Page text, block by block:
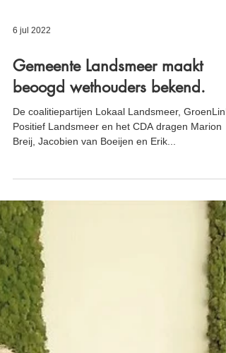
6 jul 2022
Gemeente Landsmeer maakt
beoogd wethouders bekend.
De coalitiepartijen Lokaal Landsmeer,